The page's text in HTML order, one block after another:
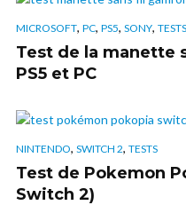
MICROSOFT, PC, PS5, SONY, TESTS
Test de la manette
PS5 et PC
NINTENDO, SWITCH 2, TESTS
Test de Pokemon
Switch 2)